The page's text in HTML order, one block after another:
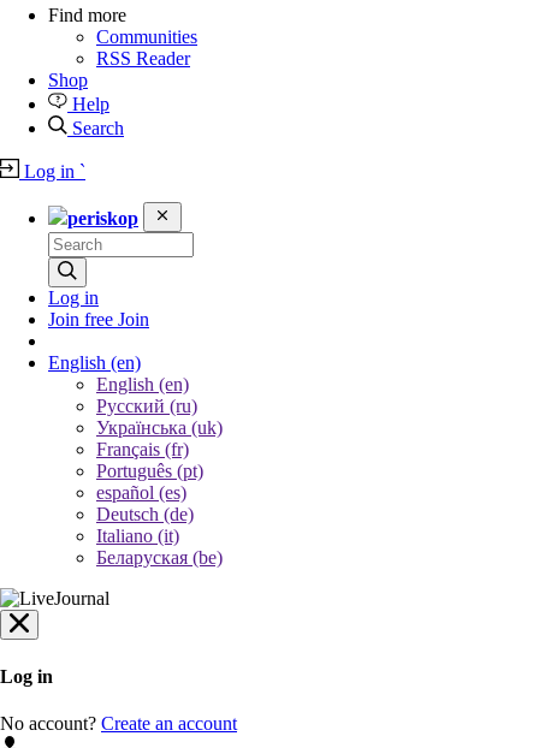
Find more
Communities
RSS Reader
Shop
Help
Search
Log in `
periskop
Log in
Join free Join
English (en)
English (en)
Русский (ru)
Українська (uk)
Français (fr)
Português (pt)
español (es)
Deutsch (de)
Italiano (it)
Беларуская (be)
Log in
No account? Create an account